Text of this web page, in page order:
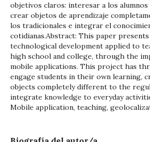
objetivos claros: interesar a los
crear objetos de aprendizaje
los tradicionales e integrar el
cotidianas.Abstract: This paper
technological development applied to
high school and college, through the
mobile applications. This project has
engage students in their own learning,
objects completely different to the
integrate knowledge to everyday
Mobile application, teaching,